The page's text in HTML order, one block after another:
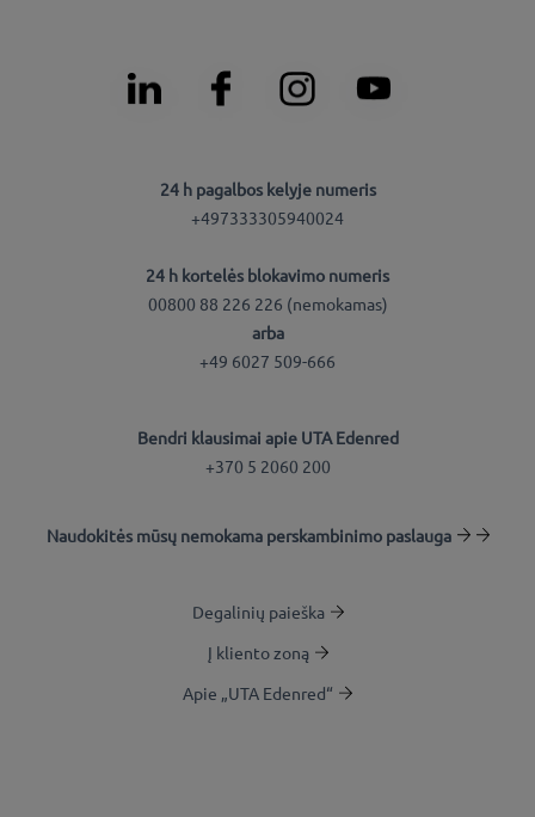
24 h pagalbos kelyje numeris
+497333305940024
24 h kortelės blokavimo numeris
00800 88 226 226 (nemokamas)
arba
+49 6027 509-666
Bendri klausimai apie UTA Edenred
+370 5 2060 200
Naudokitės mūsų nemokama perskambinimo paslauga
Degalinių paieška
Į kliento zoną
Apie „UTA Edenred“